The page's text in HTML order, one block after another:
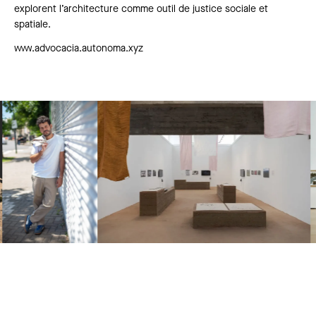
explorent l’architecture comme outil de justice sociale et
spatiale.
www.advocacia.autonoma.xyz